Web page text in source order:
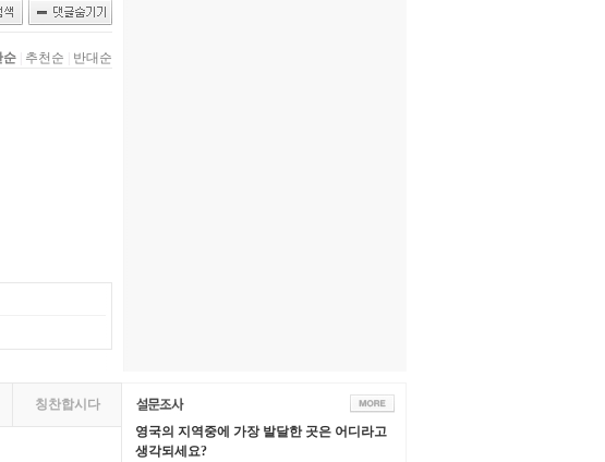
칭찬합시다
영국의 지역중에 가장 발달한 곳은 어디라고
생각되세요?